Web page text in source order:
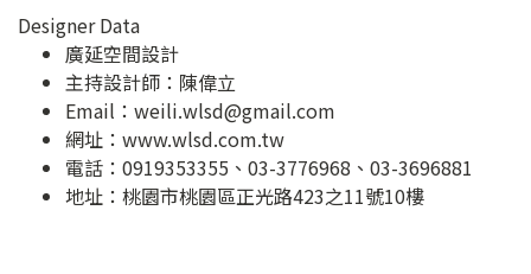
Designer Data
廣延空間設計
主持設計師：陳偉立
Email： weili.wlsd@gmail.com
網址： www.wlsd.com.tw
電話：0919353355、03-3776968、03-3696881
地址： 桃園市桃園區正光路423之11號10樓